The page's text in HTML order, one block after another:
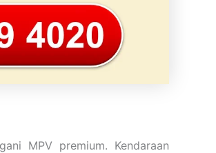
MPV premium. Kendaraan